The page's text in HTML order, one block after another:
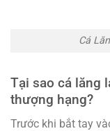
Cá
Tại sao cá lăng
thượng hạng?
Trước khi bắt tay